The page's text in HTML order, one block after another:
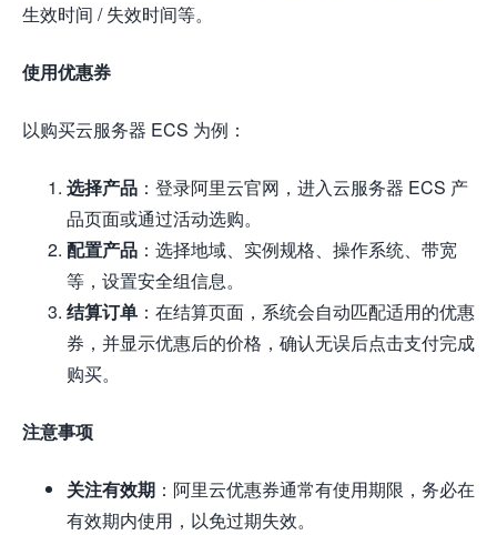
生效时间 / 失效时间等。
使用优惠券
以购买云服务器 ECS 为例：
选择产品 ：登录阿里云官网，进入云服务器 ECS 产
品页面或通过活动选购。
配置产品 ：选择地域、实例规格、操作系统、带宽
等，设置安全组信息。
结算订单 ：在结算页面，系统会自动匹配适用的优惠
券，并显示优惠后的价格，确认无误后点击支付完成
购买。
注意事项
关注有效期 ：阿里云优惠券通常有使用期限，务必在
有效期内使用，以免过期失效。